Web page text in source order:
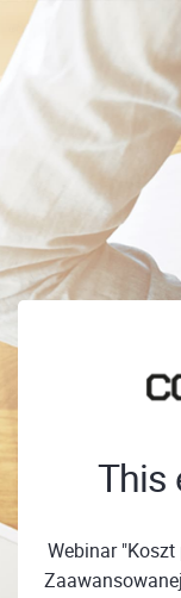
This
Webinar